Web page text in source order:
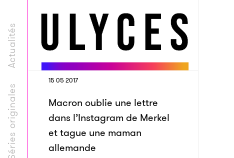
Séries originales
Actualités
15 05 2017
Macron oublie une lettre
dans l’Instagram de Merkel
et tague une maman
allemande